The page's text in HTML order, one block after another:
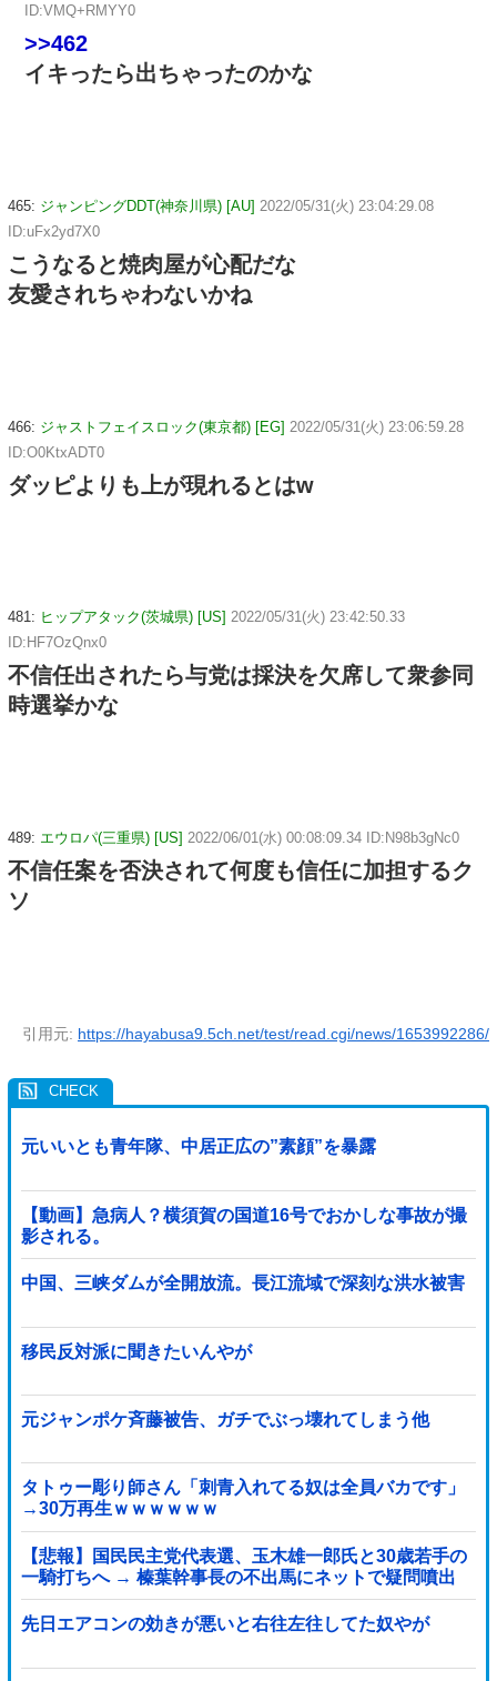
ID:VMQ+RMYY0
>>462
イキったら出ちゃったのかな
465: ジャンピングDDT(神奈川県) [AU] 2022/05/31(火) 23:04:29.08
ID:uFx2yd7X0
こうなると焼肉屋が心配だな
友愛されちゃわないかね
466: ジャストフェイスロック(東京都) [EG] 2022/05/31(火) 23:06:59.28
ID:O0KtxADT0
ダッピよりも上が現れるとはw
481: ヒップアタック(茨城県) [US] 2022/05/31(火) 23:42:50.33
ID:HF7OzQnx0
不信任出されたら与党は採決を欠席して衆参同
時選挙かな
489: エウロパ(三重県) [US] 2022/06/01(水) 00:08:09.34 ID:N98b3gNc0
不信任案を否決されて何度も信任に加担するク
ソ
引用元: https://hayabusa9.5ch.net/test/read.cgi/news/1653992286/
元いいとも青年隊、中居正広の”素顔”を暴露
【動画】急病人？横須賀の国道16号でおかしな事故が撮
影される。
中国、三峡ダムが全開放流。長江流域で深刻な洪水被害
移民反対派に聞きたいんやが
元ジャンポケ斉藤被告、ガチでぶっ壊れてしまう他
タトゥー彫り師さん「刺青入れてる奴は全員バカです」
→30万再生ｗｗｗｗｗｗ
【悲報】国民民主党代表選、玉木雄一郎氏と30歳若手の
一騎打ちへ → 榛葉幹事長の不出馬にネットで疑問噴出
ｗｗｗｗｗｗｗｗｗｗｗｗｗｗｗ
先日エアコンの効きが悪いと右往左往してた奴やが